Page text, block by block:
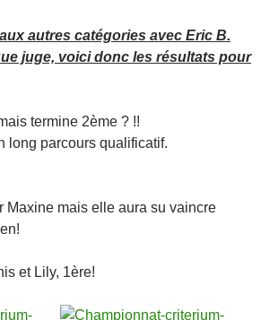
autres catégories avec Eric B.
juge, voici donc les résultats pour
termine 2ème ? !!
long parcours qualificatif.
Maxine mais elle aura su vaincre
et Lily, 1ère!